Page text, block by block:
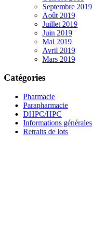
Septembre 2019
Août 2019
Juillet 2019
Juin 2019
Mai 2019
Avril 2019
Mars 2019
Catégories
Pharmacie
Parapharmacie
DHPC/HPC
Informations générales
Retraits de lots